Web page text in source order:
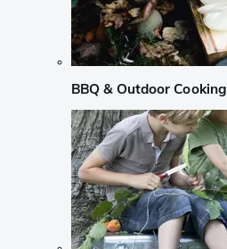
BBQ & Outdoor Cooking